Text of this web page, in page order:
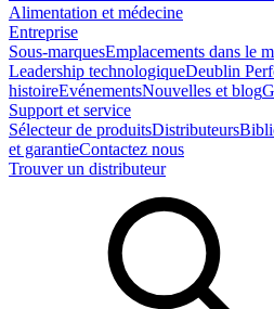
Alimentation et médecine
Entreprise
Sous-marquesEmplacements dans le
Leadership technologiqueDeublin
histoireEvénementsNouvelles et blog
Support et service
Sélecteur de produitsDistributeurs
et garantieContactez nous
Trouver un distributeur